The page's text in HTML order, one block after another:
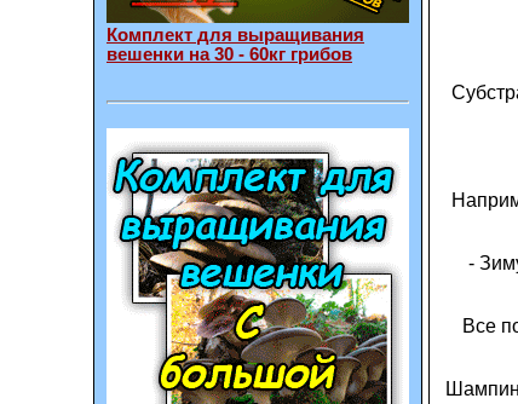
Комплект для выращивания
вешенки на 30 - 60кг грибов
-
Все